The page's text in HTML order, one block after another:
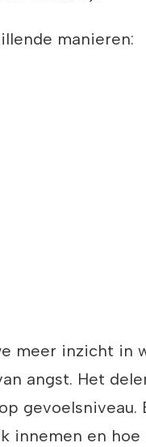
manieren:
meer inzicht in
angst. Het
gevoelsniveau.
innemen en